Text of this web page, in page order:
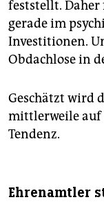
feststellt. Daher
gerade im
Investitionen.
Obdachlose in
Geschätzt wird
mittlerweile auf
Tendenz.
Ehrenamtler